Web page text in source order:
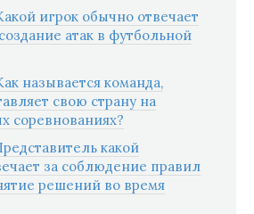
игрок обычно отвечает
атак в футбольной
называется команда,
свою страну на
соревнованиях?
какой
за соблюдение правил
решений во время